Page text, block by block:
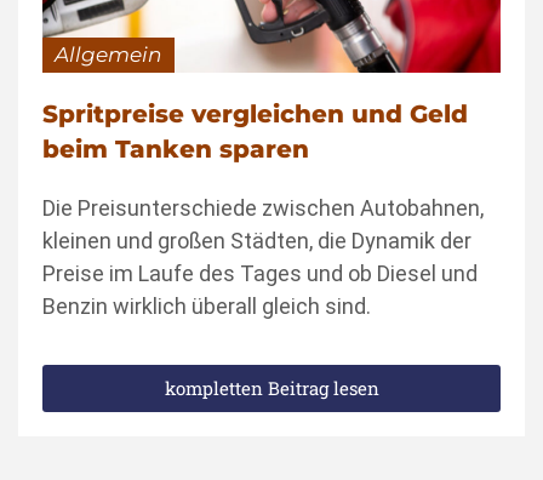
Allgemein
Spritpreise vergleichen und Geld
beim Tanken sparen
Die Preisunterschiede zwischen Autobahnen,
kleinen und großen Städten, die Dynamik der
Preise im Laufe des Tages und ob Diesel und
Benzin wirklich überall gleich sind.
kompletten Beitrag lesen